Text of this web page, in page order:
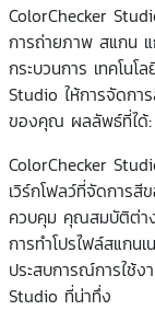
ColorChecker
การถ่ายภาพ สแกน แ
กระบวนการ เทคโน
Studio ให้การจัดกา
ของคุณ ผลลัพธ์ที่ได้
ColorChecker
เวิร์กโฟลว์ที่จัดการสี
ควบคุม คุณสมบัติต่าง
การทำโปรไฟล์สแกน
ประสบการณ์การใช้
Studio ที่น่าทึ่ง